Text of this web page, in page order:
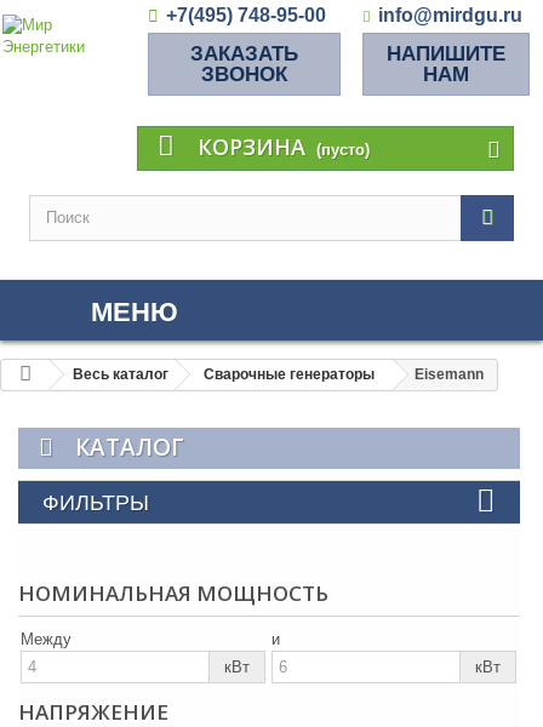
+7(495) 748-95-00 info@mirdgu.ru
ЗАКАЗАТЬ
ЗВОНОК
НАПИШИТЕ
НАМ
КОРЗИНА (пусто)
МЕНЮ
Весь каталог Сварочные генераторы Eisemann
КАТАЛОГ
ФИЛЬТРЫ
НОМИНАЛЬНАЯ МОЩНОСТЬ
Между
кВт
и
кВт
НАПРЯЖЕНИЕ